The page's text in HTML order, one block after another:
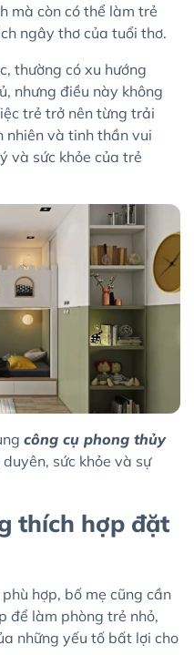
mà còn có thể làm trẻ
ngây thơ của tuổi thơ.
thường có xu hướng
nhưng điều này không
trẻ trở nên từng trải
nhiên và tinh thần vui
và sức khỏe của trẻ
công cụ phong thủy
sức khỏe và sự
thích hợp đặt
hợp, bố mẹ cũng cần
để làm phòng trẻ nhỏ,
những yếu tố bất lợi cho